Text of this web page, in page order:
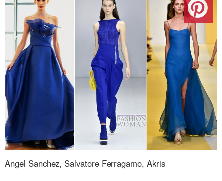
Angel Sanchez, Salvatore Ferragamo, Akris